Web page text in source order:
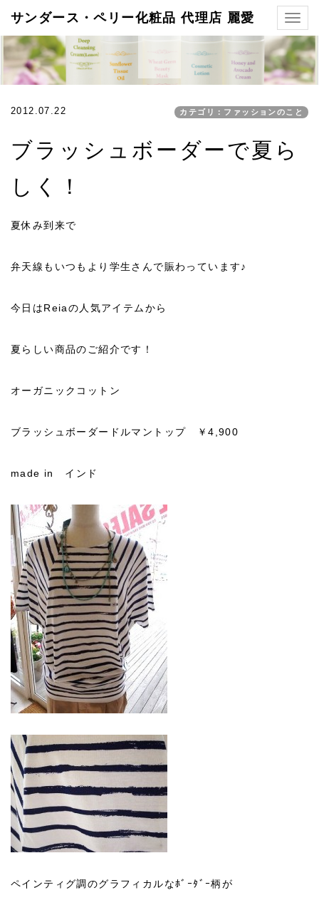
サンダース・ペリー化粧品 代理店 麗愛
2012.07.22 カテゴリ：ファッションのこと
ブラッシュボーダーで夏ら
しく！
夏休み到来で
弁天線もいつもより学生さんで賑わっています♪
今日はReiaの人気アイテムから
夏らしい商品のご紹介です！
オーガニックコットン
ブラッシュボーダードルマントップ ￥4,900
made in インド
ペインティグ調のグラフィカルなﾎﾞｰﾀﾞｰ柄が